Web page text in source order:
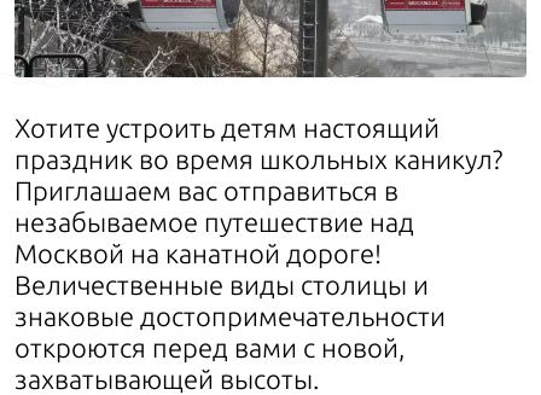
Хотите устроить детям настоящий
праздник во время школьных каникул?
Приглашаем вас отправиться в
незабываемое путешествие над
Москвой на канатной дороге!
Величественные виды столицы и
знаковые достопримечательности
откроются перед вами с новой,
захватывающей высоты.